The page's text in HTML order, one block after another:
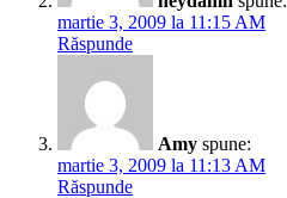
martie 3, 2009 la 11:15 AM
Răspunde
Amy spune:
martie 3, 2009 la 11:13 AM
Răspunde